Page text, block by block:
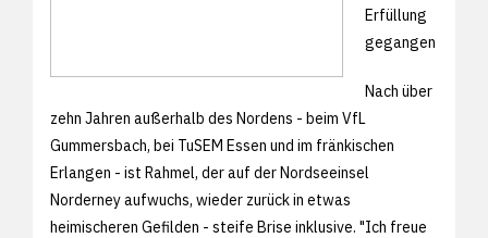
Erfüllung
gegangen
Nach über
zehn Jahren außerhalb des Nordens - beim VfL
Gummersbach, bei TuSEM Essen und im fränkischen
Erlangen - ist Rahmel, der auf der Nordseeinsel
Norderney aufwuchs, wieder zurück in etwas
heimischeren Gefilden - steife Brise inklusive. "Ich freue